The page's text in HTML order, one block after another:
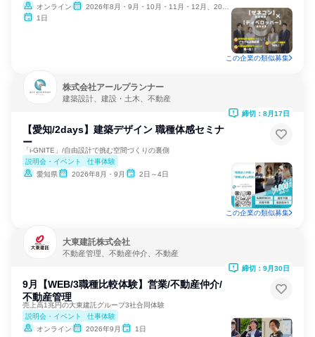
オンライン
2026年8月・9月・10月・11月・12月、2027年1月・2月
1日
この企業の類似募集
株式会社アールプランナー
建築設計、建設・土木、不動産
【愛知/2days】建築デザイン 職種体感セミナ
ー
「i-GNITE」/自由設計で挑む空間づくりの裏側
説明会・イベント
仕事体験
愛知県
2026年8月・9月 2日～4日
締切：8月17日
この企業の類似募集
大東建託株式会社
不動産管理、不動産仲介、不動産
9月【WEB/3職種比較体験】営業/不動産仲介/
不動産管理
売上高1兆円の大東建託グループ3社合同体験
説明会・イベント
仕事体験
オンライン
2026年9月 1日
締切：9月30日